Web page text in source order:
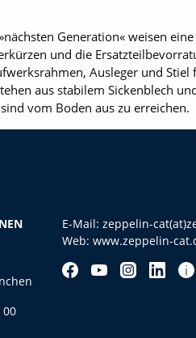
Generation« weisen
und die
Ausleger und
aus stabilem Sickenblech
vom Boden aus zu
00
E-Mail: zeppelin-
Web: www.zeppelin-